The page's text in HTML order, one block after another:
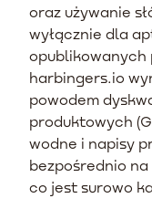
oraz używanie
wyłącznie dla
opublikowanych
harbingers.io
powodem
produktowych
wodne i napisy
bezpośrednio
co jest surowo